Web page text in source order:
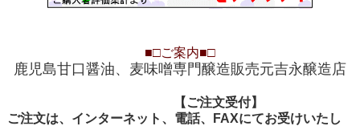
■□ご案内■□
鹿児島甘口醤油、麦味噌専門醸造販売元吉永醸造店
【ご注文受付】
ご注文は、インターネット、電話、FAXにてお受けいたし